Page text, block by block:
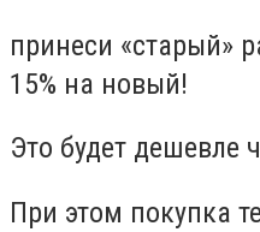
принеси «старый»
15% на новый!
Это будет дешевле
При этом покупка